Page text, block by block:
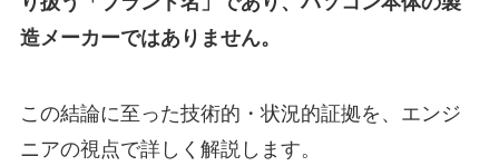
造メーカーではありません。
この結論に至った技術的・状況的証拠を、エンジ
ニアの視点で詳しく解説します。